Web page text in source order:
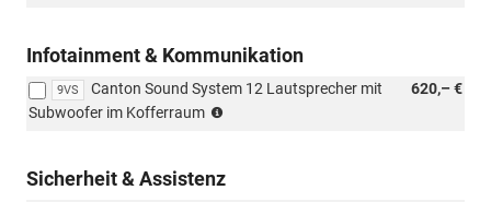
Loft
Infotainment & Kommunikation
9VS 620,– €
Canton Sound System 12 Lautsprecher mit
Subwoofer im Kofferraum
Sicherheit & Assistenz